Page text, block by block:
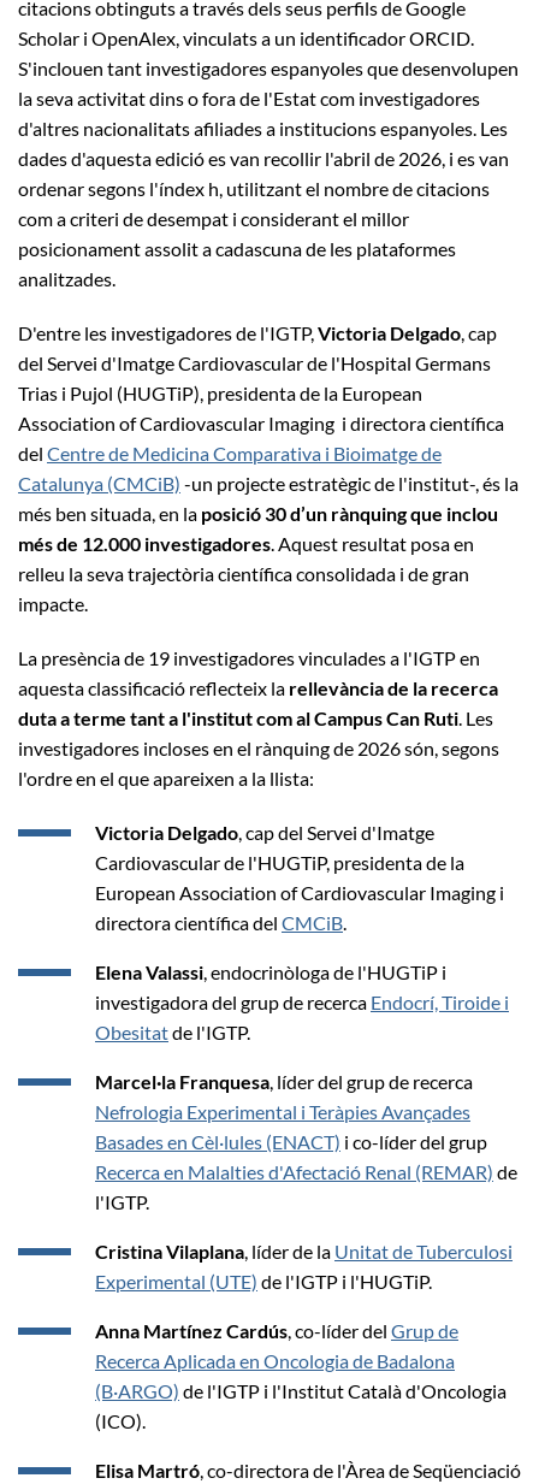
citacions obtinguts a través dels seus perfils de Google
Scholar i OpenAlex, vinculats a un identificador ORCID.
S'inclouen tant investigadores espanyoles que desenvolupen
la seva activitat dins o fora de l'Estat com investigadores
d'altres nacionalitats afiliades a institucions espanyoles. Les
dades d'aquesta edició es van recollir l'abril de 2026, i es van
ordenar segons l'índex h, utilitzant el nombre de citacions
com a criteri de desempat i considerant el millor
posicionament assolit a cadascuna de les plataformes
analitzades.
D'entre les investigadores de l'IGTP, Victoria Delgado , cap
del Servei d'Imatge Cardiovascular de l'Hospital Germans
Trias i Pujol (HUGTiP), presidenta de la European
Association of Cardiovascular Imaging i directora científica
del Centre de Medicina Comparativa i Bioimatge de
Catalunya (CMCiB) -un projecte estratègic de l'institut-, és la
més ben situada, en la posició 30 d’un rànquing que inclou
més de 12.000 investigadores . Aquest resultat posa en
relleu la seva trajectòria científica consolidada i de gran
impacte.
La presència de 19 investigadores vinculades a l'IGTP en
aquesta classificació reflecteix la rellevància de la recerca
duta a terme tant a l'institut com al Campus Can Ruti . Les
investigadores incloses en el rànquing de 2026 són, segons
l'ordre en el que apareixen a la llista:
Victoria Delgado , cap del Servei d'Imatge
Cardiovascular de l'HUGTiP, presidenta de la
European Association of Cardiovascular Imaging i
directora científica del CMCiB
Elena Valassi , endocrinòloga de l'HUGTiP i
investigadora del grup de recerca Endocrí, Tiroide i
Obesitatde l'IGTP.
Marcel·la Franquesa , líder del grup de recerca
Nefrologia Experimental i Teràpies Avançades
Basades en Cèl·lules (ENACT) i co-líder del grup
Recerca en Malalties d'Afectació Renal (REMAR) de
l'IGTP.
Cristina Vilaplana , líder de la Unitat de Tuberculosi
Experimental (UTE) de l'IGTP i l'HUGTiP.
Anna Martínez Cardús , co-líder del Grup de
Recerca Aplicada en Oncologia de Badalona
(B·ARGO) de l'IGTP i l'Institut Català d'Oncologia
(ICO).
Elisa Martró , co-directora de l'Àrea de Seqüenciació